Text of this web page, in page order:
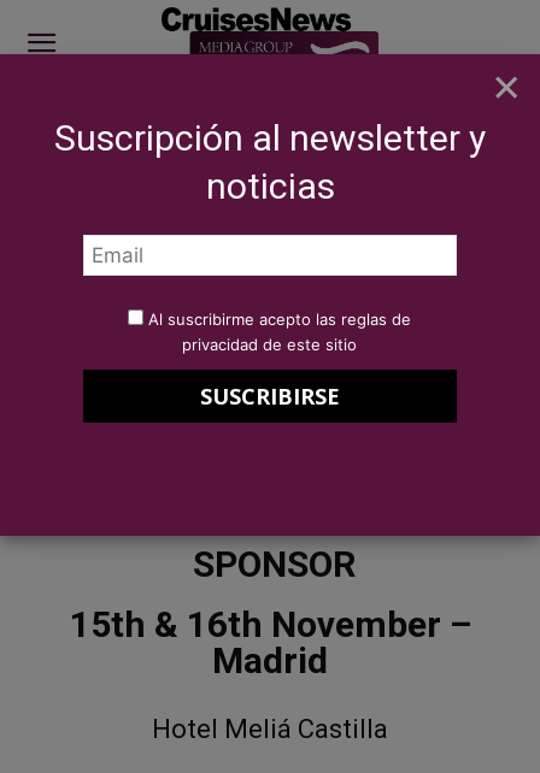
SITE SPONSOR: ICS 2026
Eventos
ICS 2022 Suncruise Andalucía
Sponsor
SPONSOR
15th & 16th November –
Madrid
Hotel Meliá Castilla
×
Suscripción al newsletter y
noticias
Al suscribirme acepto las reglas de
privacidad de este sitio